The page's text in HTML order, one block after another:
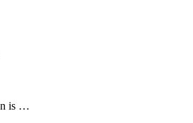
is …